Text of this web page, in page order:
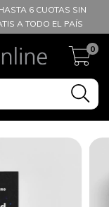
6 CUOTAS SIN
A TODO EL PAÍS
0